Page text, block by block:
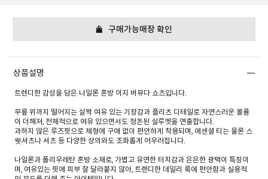
구매가능매장 확인
상품설명
트렌디한 감성을 담은 나일론 혼방 이지 버뮤다 쇼츠입니다.
무릎 위까지 떨어지는 살짝 여유 있는 기장감과 플리츠 디테일로 자연스러운 볼륨
이 더해져, 전체적으로 여유 있으면서도 정돈된 실루엣을 연출합니다.
과하지 않은 루즈핏으로 체형에 구애 없이 편안하게 착용되며, 에센셜 티는 물론 스
웻셔츠나 셔츠 등 다양한 상의와도 조화롭게 어우러집니다.
나일론과 폴리우레탄 혼방 소재로, 가볍고 유연한 터치감과 은은한 광택이 특징이
며, 여유있는 핏에 피부 잘 달라붙지 않아, 트랜디한 데일리 룩에 편안함과 실용적